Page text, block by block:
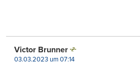
Victor Brunner
03.03.2023 um 07:14